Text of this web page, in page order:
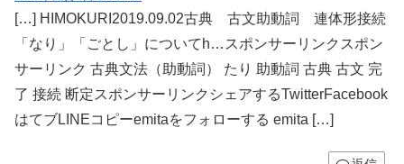
[…] HIMOKURI2019.09.02古典 古文助動詞 連体形接続
「なり」「ごとし」についてh…スポンサーリンクスポン
サーリンク 古典文法（助動詞） たり 助動詞 古典 古文 完
了 接続 断定スポンサーリンクシェアするTwitterFacebook
はてブLINEコピーemitaをフォローする emita […]